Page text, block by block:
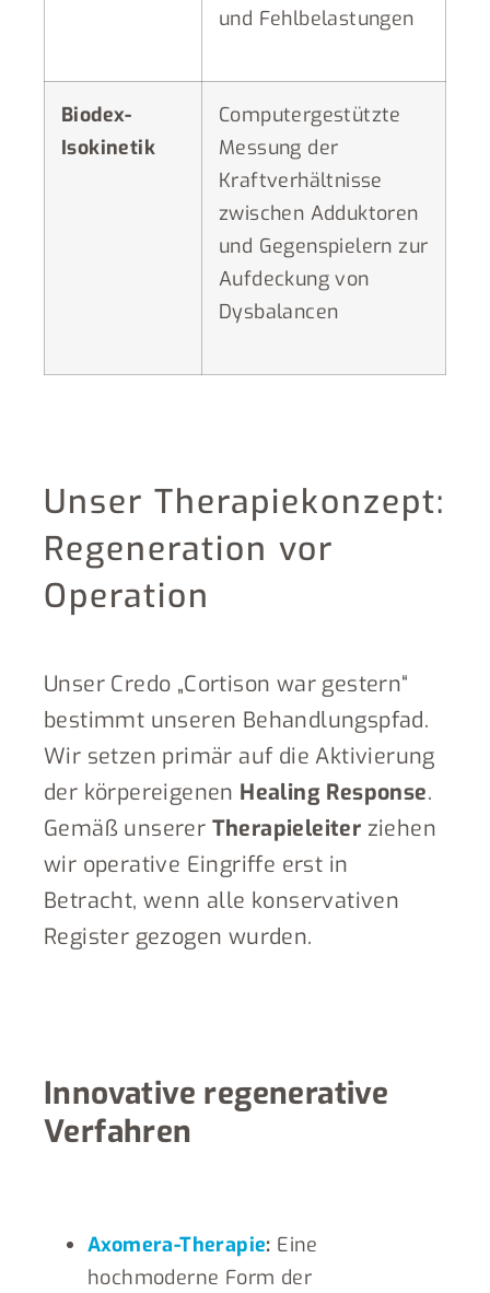
und Fehlbelastungen
Biodex-
Isokinetik
Computergestützte
Messung der
Kraftverhältnisse
zwischen Adduktoren
und Gegenspielern zur
Aufdeckung von
Dysbalancen
Unser Therapiekonzept:
Regeneration vor
Operation
Unser Credo „Cortison war gestern“
bestimmt unseren Behandlungspfad.
Wir setzen primär auf die Aktivierung
der körpereigenen Healing Response.
Gemäß unserer Therapieleiter ziehen
wir operative Eingriffe erst in
Betracht, wenn alle konservativen
Register gezogen wurden.
Innovative regenerative
Verfahren
Axomera-Therapie: Eine
hochmoderne Form der